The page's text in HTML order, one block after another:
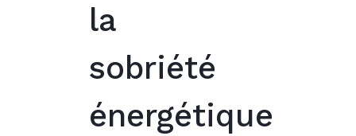
la
sobriété
énergétique